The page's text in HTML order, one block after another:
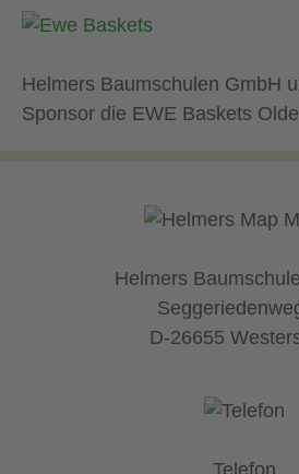
Helmers Baumschulen GmbH
Sponsor die EWE Baskets
Helmers
D-26655